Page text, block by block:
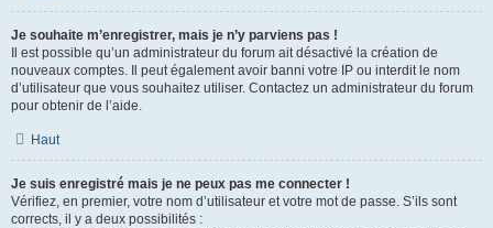
Je souhaite m’enregistrer, mais je n’y parviens pas !
Il est possible qu’un administrateur du forum ait désactivé la création de
nouveaux comptes. Il peut également avoir banni votre IP ou interdit le nom
d’utilisateur que vous souhaitez utiliser. Contactez un administrateur du forum
pour obtenir de l’aide.
Haut
Je suis enregistré mais je ne peux pas me connecter !
Vérifiez, en premier, votre nom d’utilisateur et votre mot de passe. S’ils sont
corrects, il y a deux possibilités :